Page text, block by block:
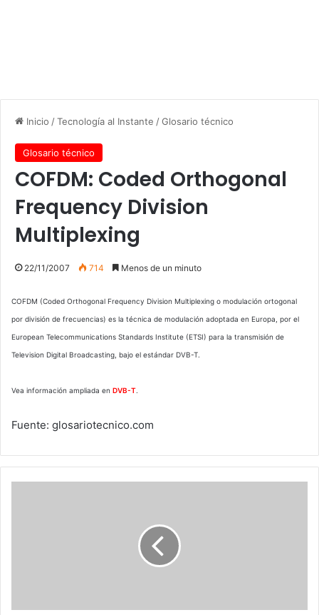
Inicio /Tecnología al Instante /Glosario técnico
Glosario técnico
COFDM: Coded Orthogonal
Frequency Division
Multiplexing
22/11/2007 714 Menos de un minuto
COFDM (Coded Orthogonal Frequency Division Multiplexing o modulación ortogonal
por división de frecuencias) es la técnica de modulación adoptada en Europa, por el
European Telecommunications Standards Institute (ETSI) para la transmisión de
Television Digital Broadcasting, bajo el estándar DVB-T.
Vea información ampliada en DVB-T
Fuente: glosariotecnico.com
Broadcasting